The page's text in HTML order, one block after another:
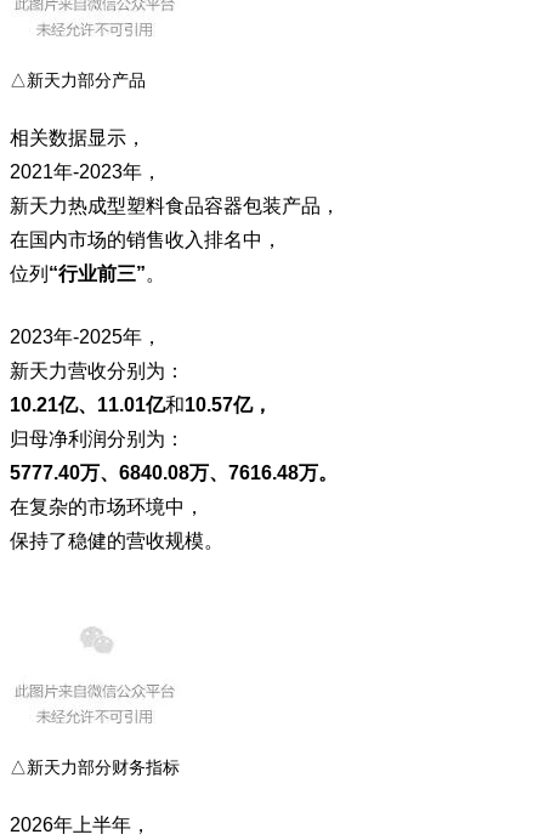
△新天力部分产品
相关数据显示，
2021年-2023年，
新天力热成型塑料食品容器包装产品，
在国内市场的销售收入排名中，
位列 “行业前三”。
2023年-2025年，
新天力营收分别为：
10.21亿、11.01亿和10.57亿，
归母净利润分别为：
5777.40万、6840.08万、7616.48万。
在复杂的市场环境中，
保持了稳健的营收规模。
△新天力部分财务指标
2026年上半年，